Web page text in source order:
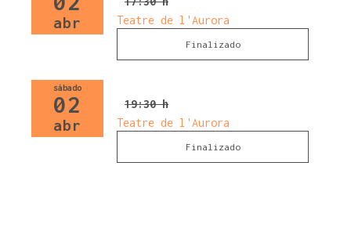
abr
Teatre de l'Aurora
Finalizado
sábado
02
abr
19:30 h
Teatre de l'Aurora
Finalizado